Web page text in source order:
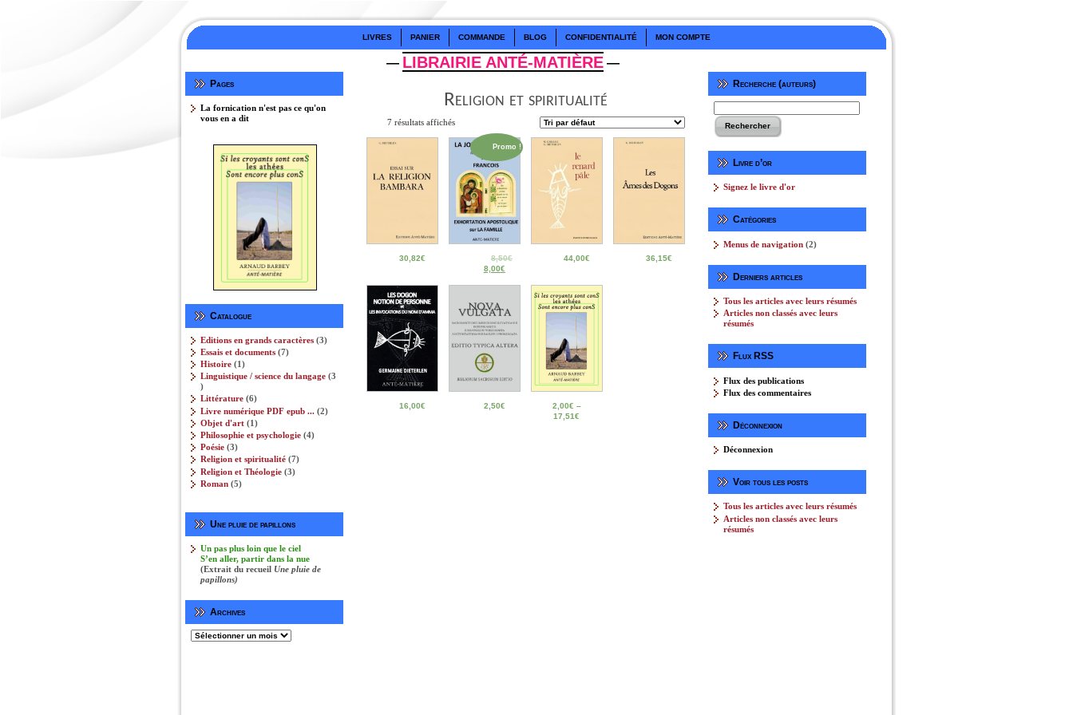
LIVRES PANIER COMMANDE BLOG CONFIDENTIALITÉ MON COMPTE
— LIBRAIRIE ANTÉ-MATIÈRE —
Pages
La fornication n'est pas ce qu'on
vous en a dit
Catalogue
Editions en grands caractères 33
Essais et documents 77
Histoire 11
produit
Linguistique / science du langage 3
3
produits
Littérature 66
produits
Livre numérique PDF epub ... 22
Objet d'art 11
produit
Philosophie et psychologie‎ 44
Poésie 33
produits
Religion et spiritualité 77
Religion et Théologie‎ 33
Roman 55
Une pluie de papillons
Un pas plus loin que le ciel
S’en aller, partir dans la nue
(Extrait du recueil Une pluie de
papillons)
Archives
Archives
Religion et spiritualité
7 résultats affichés
30,82€
Promo !
8,50€
8,00€
44,00€ 36,15€
16,00€ 2,50€ 2,00€ –
17,51€
Recherche (auteurs)
Livre d’or
Signez le livre d'or
Catégories
Menus de navigation (2)
Derniers articles
Tous les articles avec leurs résumés
Articles non classés avec leurs
résumés
Flux RSS
Flux des publications
Flux des commentaires
Déconnexion
Déconnexion
Voir tous les posts
Tous les articles avec leurs résumés
Articles non classés avec leurs
résumés